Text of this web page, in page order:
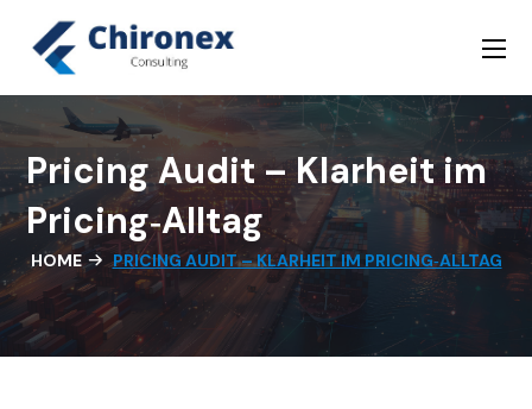
Pricing Audit – Klarheit im
Pricing‑Alltag
HOME PRICING AUDIT – KLARHEIT IM PRICING‑ALLTAG